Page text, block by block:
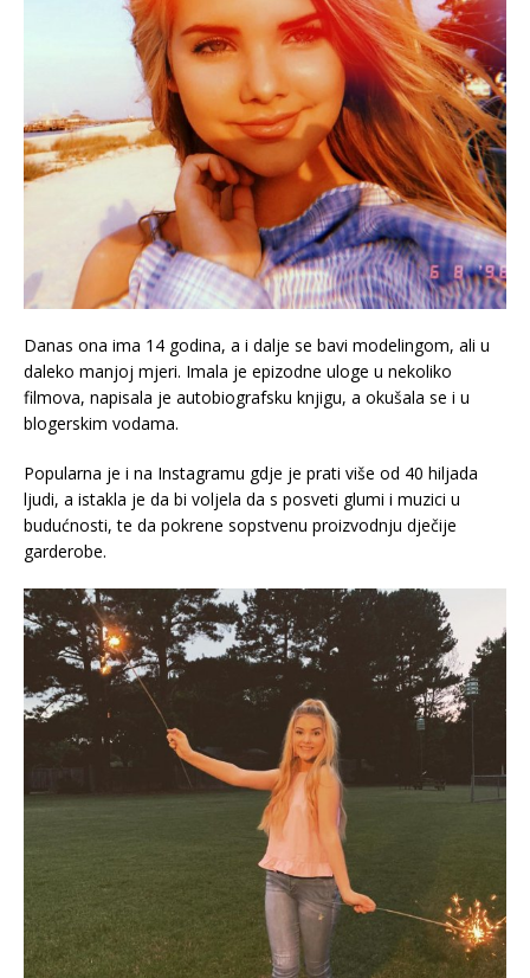
Danas ona ima 14 godina, a i dalje se bavi modelingom, ali u
daleko manjoj mjeri. Imala je epizodne uloge u nekoliko
filmova, napisala je autobiografsku knjigu, a okušala se i u
blogerskim vodama.
Popularna je i na Instagramu gdje je prati više od 40 hiljada
ljudi, a istakla je da bi voljela da s posveti glumi i muzici u
budućnosti, te da pokrene sopstvenu proizvodnju dječije
garderobe.